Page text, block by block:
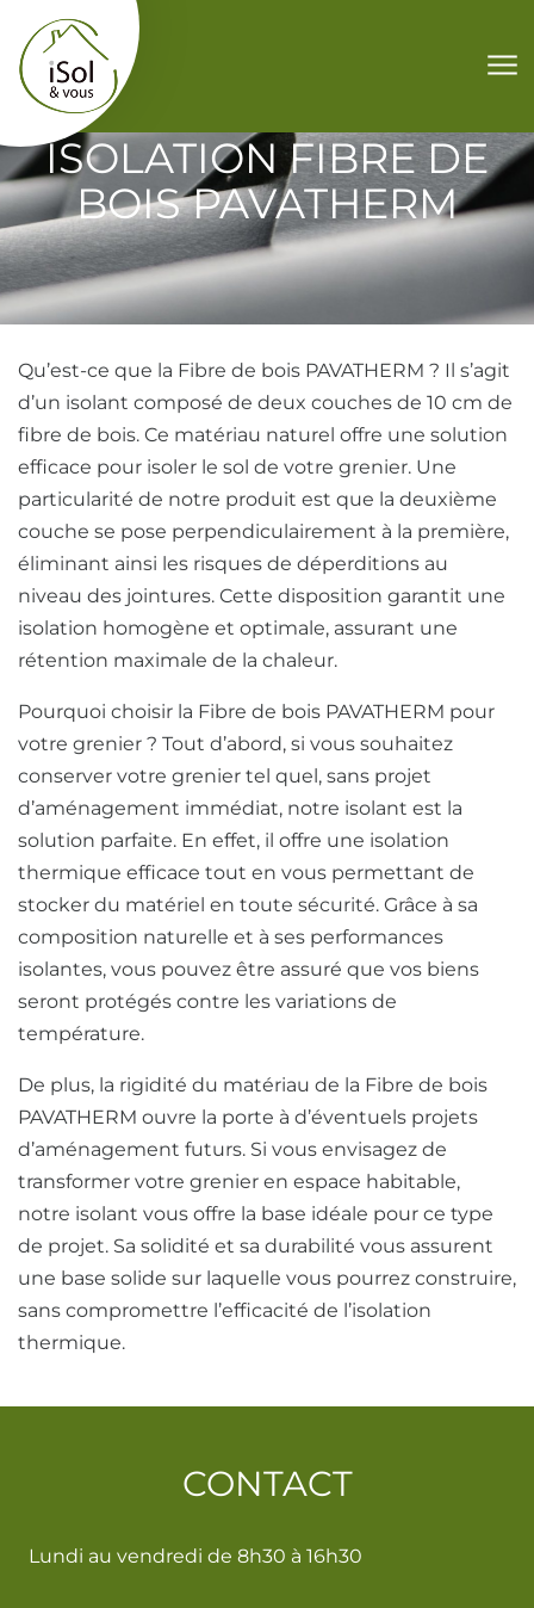
Aller au contenu
ISOLATION FIBRE DE
BOIS PAVATHERM
Qu’est-ce que la Fibre de bois PAVATHERM ? Il s’agit
d’un isolant composé de deux couches de 10 cm de
fibre de bois. Ce matériau naturel offre une solution
efficace pour isoler le sol de votre grenier. Une
particularité de notre produit est que la deuxième
couche se pose perpendiculairement à la première,
éliminant ainsi les risques de déperditions au
niveau des jointures. Cette disposition garantit une
isolation homogène et optimale, assurant une
rétention maximale de la chaleur.
Pourquoi choisir la Fibre de bois PAVATHERM pour
votre grenier ? Tout d’abord, si vous souhaitez
conserver votre grenier tel quel, sans projet
d’aménagement immédiat, notre isolant est la
solution parfaite. En effet, il offre une isolation
thermique efficace tout en vous permettant de
stocker du matériel en toute sécurité. Grâce à sa
composition naturelle et à ses performances
isolantes, vous pouvez être assuré que vos biens
seront protégés contre les variations de
température.
De plus, la rigidité du matériau de la Fibre de bois
PAVATHERM ouvre la porte à d’éventuels projets
d’aménagement futurs. Si vous envisagez de
transformer votre grenier en espace habitable,
notre isolant vous offre la base idéale pour ce type
de projet. Sa solidité et sa durabilité vous assurent
une base solide sur laquelle vous pourrez construire,
sans compromettre l’efficacité de l’isolation
thermique.
CONTACT
Lundi au vendredi de 8h30 à 16h30